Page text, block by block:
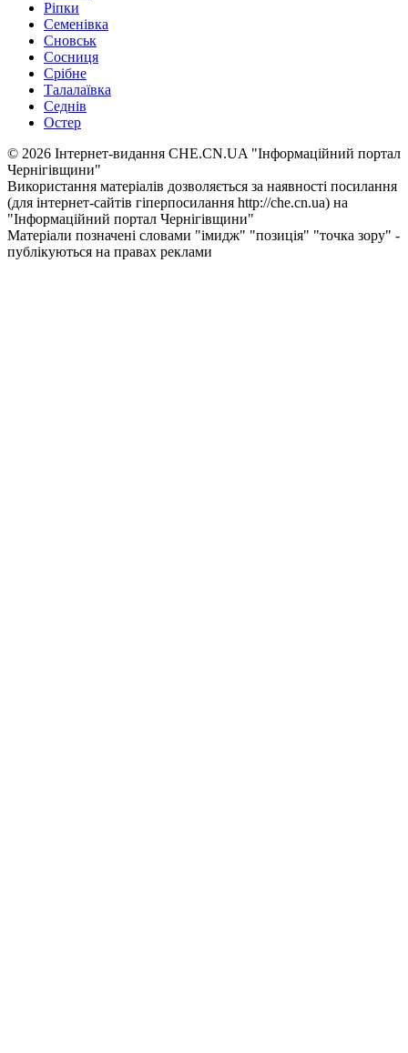
Ріпки
Семенівка
Сновськ
Сосниця
Срібне
Талалаївка
Седнів
Остер
© 2026 Інтернет-видання CHE.CN.UA "Інформаційний портал
Чернiгiвщини"
Використання матеріалів дозволяється за наявності посилання
(для інтернет-сайтів гіперпосилання http://che.cn.ua) на
"Інформаційний портал Чернiгiвщини"
Матеріали позначені словами "імидж" "позиція" "точка зору" -
публікуються на правах реклами